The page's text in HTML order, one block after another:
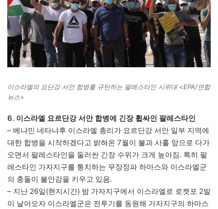
이스라엘의 요단강 서안 합병를 규탄하는 팔레스타인 시위대 <EPA/연합
뉴스>
6. 이스라엘 요르단강 서안 합병에 긴장 휩싸인 팔레스타인
– 베냐민 네타냐후 이스라엘 총리가 요르단강 서안 일부 지역에
대한 합병을 시작하겠다고 밝혀온 7월이 불과 사흘 앞으로 다가
오면서 팔레스타인을 둘러싼 긴장 수위가 크게 높아짐. 특히 팔
레스타인 가자지구를 통치하는 무장정파 하마스와 이스라엘군
의 충돌이 불안감을 키우고 있음.
– 지난 26일(현지시간) 밤 가자지구에서 이스라엘로 로켓포 2발
이 날아오자 이스라엘군은 전투기를 동원해 가자지구의 하마스